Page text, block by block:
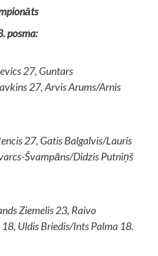
posma:
27, Guntars
27, Arvis Arums/Arnis
27, Gatis Balgalvis/Lauris
Švampāns/Didzis Putniņš
Ziemelis 23, Raivo
Uldis Briedis/Ints Palma 18.